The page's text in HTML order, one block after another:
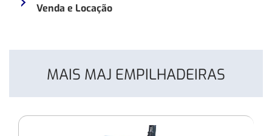
Venda e Locação
MAIS MAJ EMPILHADEIRAS